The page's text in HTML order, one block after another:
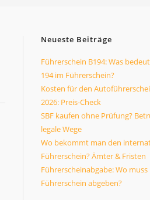
Neueste Beiträge
Führerschein B194: Was
194 im Führerschein?
Kosten für den
2026: Preis-Check
SBF kaufen ohne Prüfung?
legale Wege
Wo bekommt man den
Führerschein? Ämter & Fristen
Führerscheinabgabe: Wo muss
Führerschein abgeben?